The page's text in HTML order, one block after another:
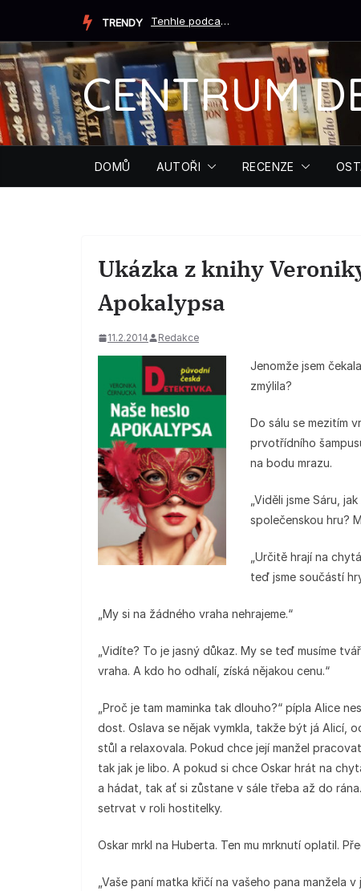
obsah
TRENDY Tenhle podcast ti může zachránit život (Tiffany Crumová...
CENTRUM
DOMŮ AUTOŘI RECENZE
Ukázka z knihy
Apokalypsa
11.2.2014 Redakce
Jenomže jsem
zmýlila?
Do sálu se mezitím
prvotřídního
na bodu mrazu.
„Viděli jsme Sáru,
společenskou hru?
„Určitě hrají na
teď jsme součástí
„My si na žádného vraha nehrajeme.“
„Vidíte? To je jasný důkaz. My se teď musíme
vraha. A kdo ho odhalí, získá nějakou cenu.“
„Proč je tam maminka tak dlouho?“ pípla Alice
dost. Oslava se nějak vymkla, takže být já Alicí,
stůl a relaxovala. Pokud chce její manžel
tak jak je libo. A pokud si chce Oskar hrát na
a hádat, tak ať si zůstane v sále třeba až do
setrvat v roli hostitelky.
Oskar mrkl na Huberta. Ten mu mrknutí oplatil.
„Vaše paní matka křičí na vašeho pana manžela